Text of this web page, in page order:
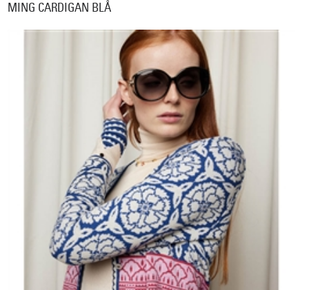
MING CARDIGAN BLÅ